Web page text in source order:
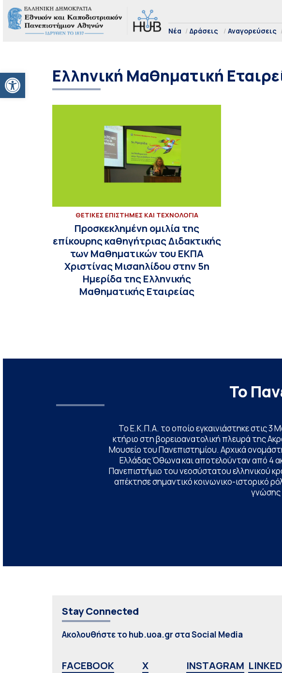
Ανοίξτε τη γραμμή εργαλείων
Νέα Δράσεις Αναγορεύσεις
Ελληνική Μαθηματική
ΘΕΤΙΚΕΣ ΕΠΙΣΤΗΜΕΣ ΚΑΙ ΤΕΧΝΟΛΟΓΙΑ
Προσκεκλημένη ομιλία της
επίκουρης καθηγήτριας Διδακτικής
των Μαθηματικών του ΕΚΠΑ
Χριστίνας Μισαηλίδου στην 5η
Ημερίδα της Ελληνικής
Μαθηματικής Εταιρείας
Το
Το Ε.Κ.Π.Α. το οποίο εγκαινιάστηκε στις 3
κτήριο στη βορειοανατολική πλευρά της
Μουσείο του Πανεπιστημίου. Αρχικά
Ελλάδας Όθωνα και αποτελούνταν από 4
Πανεπιστήμιο του νεοσύστατου ελληνικού
απέκτησε σημαντικό κοινωνικο-ιστορικό
γνώσης
Stay Connected
Ακολουθήστε το hub.uoa.gr στα Social Media
FACEBOOK X INSTAGRAM